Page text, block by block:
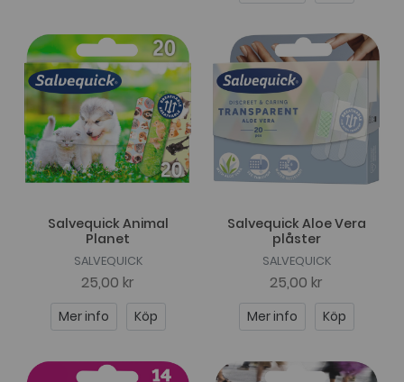
Salvequick Animal
Planet
SALVEQUICK
25,00 kr
Mer info Köp
Salvequick Aloe Vera
plåster
SALVEQUICK
25,00 kr
Mer info Köp